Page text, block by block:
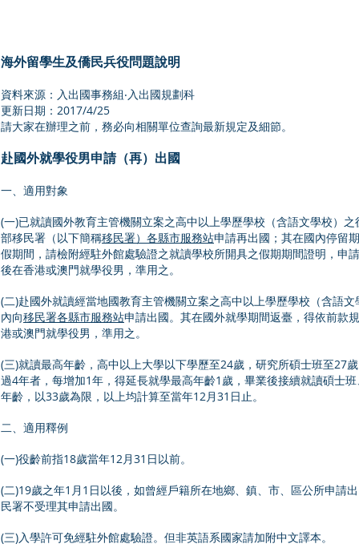
海外留學生及僑民兵役問題說明
資料來源：入出國事務組‧入出國規劃科
更新日期：2017/4/25
請大家在辦理之前，務必向相關單位查詢最新規定及細節。
赴國外就學役男申請（再）出國
一、適用對象
(一)已就讀國外教育主管機關立案之高中以上學歷學校（含語文學校）
部移民署（以下簡稱移民署）各縣市服務站申請再出國；其在國內停留
假期間，請檢附經駐外館處驗證之就讀學校所開具之假期期間證明，
後在香港或澳門就學役男，準用之。
(二)赴國外就讀經當地國教育主管機關立案之高中以上學歷學校（含語
內向移民署各縣市服務站申請出國。其在國外就學期間返臺，得依前款
港或澳門就學役男，準用之。
(三)就讀最高年齡，高中以上大學以下學歷至24歲，研究所碩士班至27
過4年者，每增加1年，得延長就學最高年齡1歲，畢業後接續就讀碩士
年齡，以33歲為限，以上均計算至當年12月31日止。
二、適用釋例
(一)役齡前指18歲當年12月31日以前。
(二)19歲之年1月1日以後，如曾經戶籍所在地鄉、鎮、市、區公所申請
民署不受理其申請出國。
(三)入學許可免經駐外館處驗證。但非英語系國家請加附中文譯本。